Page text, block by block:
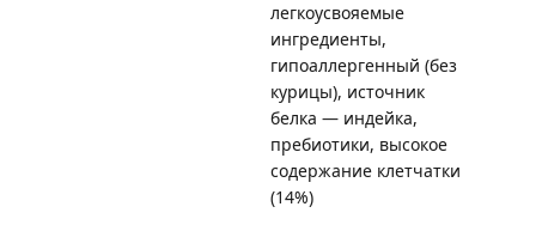
легкоусвояемые
ингредиенты,
гипоаллергенный (без
курицы), источник
белка — индейка,
пребиотики, высокое
содержание клетчатки
(14%)